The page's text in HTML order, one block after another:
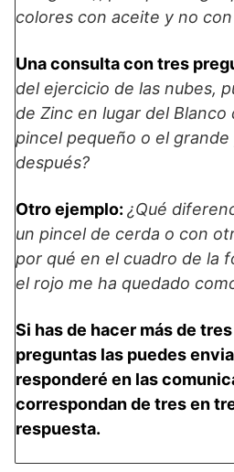
colores con aceite y no con
Una consulta con tres
del ejercicio de las nubes,
de Zinc en lugar del Blanco
pincel pequeño o el
después?
Otro ejemplo: ¿Qué
un pincel de cerda o con
por qué en el cuadro de la
el rojo me ha quedado
Si has de hacer más de
preguntas las puedes
responderé en las
correspondan de tres en
respuesta.